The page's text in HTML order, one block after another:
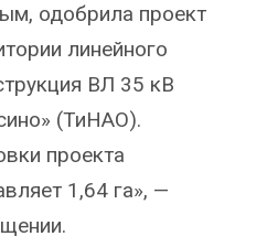
одобрила проект
линейного
ВЛ 35 кВ
(ТиНАО).
проекта
1,64 га», —